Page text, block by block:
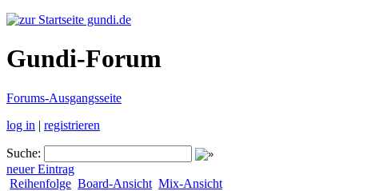
gundi.de
Gundi-Forum
Forums-Ausgangsseite
log in | registrieren
Suche:
neuer Eintrag
Reihenfolge Board-Ansicht Mix-Ansicht